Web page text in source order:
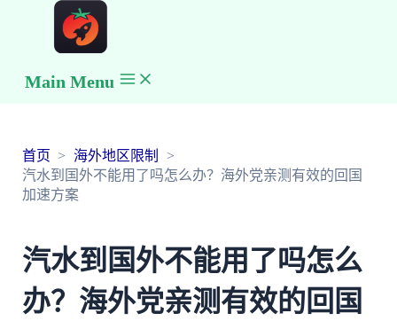
Main Menu
首页
海外地区限制
汽水到国外不能用了吗怎么办？海外党亲测有效的回国
加速方案
汽水到国外不能用了吗怎么
办？海外党亲测有效的回国